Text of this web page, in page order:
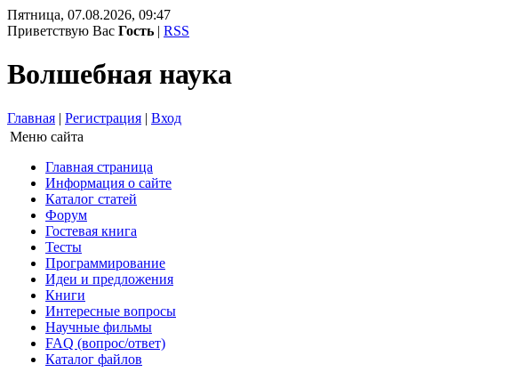
Пятница, 07.08.2026, 09:47
Приветствую Вас Гость | RSS
Волшебная наука
Главная | Регистрация | Вход
Меню сайта
Главная страница
Информация о сайте
Каталог статей
Форум
Гостевая книга
Тесты
Программирование
Идеи и предложения
Книги
Интересные вопросы
Научные фильмы
FAQ (вопрос/ответ)
Каталог файлов